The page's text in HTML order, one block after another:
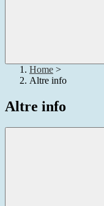
Home >
Altre info
Altre info